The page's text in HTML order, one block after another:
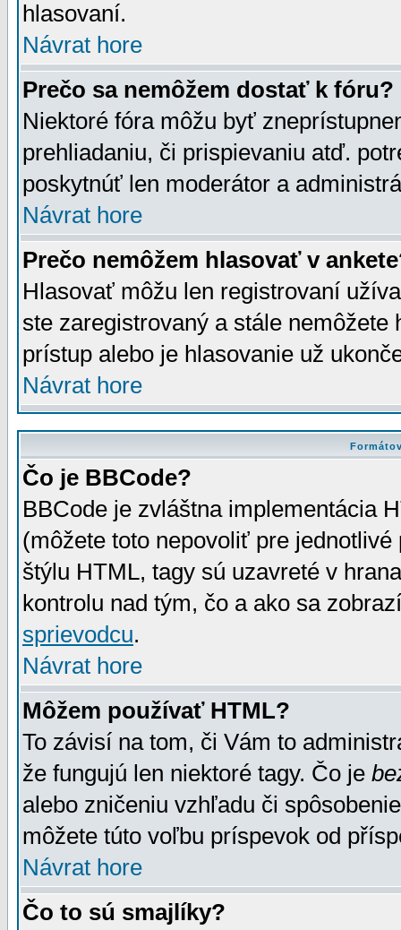
hlasovaní.
Návrat hore
Prečo sa nemôžem dostať k fóru?
Niektoré fóra môžu byť
prehliadaniu, či prispievaniu atď.
poskytnúť len moderátor a
Návrat hore
Prečo nemôžem hlasovať v
Hlasovať môžu len registrovaní
ste zaregistrovaný a stále
prístup alebo je hlasovanie už
Návrat hore
Čo je BBCode?
BBCode je zvláštna implementácia
(môžete toto nepovoliť pre
štýlu HTML, tagy sú uzavreté v
kontrolu nad tým, čo a ako sa
sprievodcu.
Návrat hore
Môžem používať HTML?
To závisí na tom, či Vám to
že fungujú len niektoré tagy. Čo je
alebo zničeniu vzhľadu či
môžete túto voľbu príspevok od
Návrat hore
Čo to sú smajlíky?